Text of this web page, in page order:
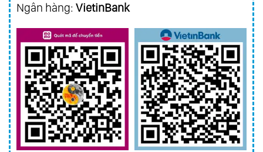
Ngân hàng: VietinBank